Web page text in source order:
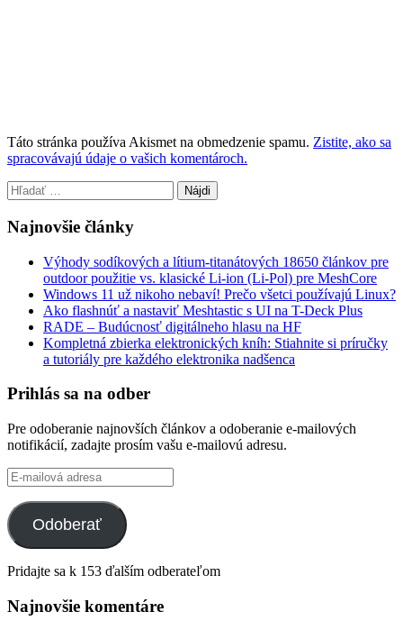
Táto stránka používa Akismet na obmedzenie spamu. Zistite, ako sa
spracovávajú údaje o vašich komentároch.
Hľadať:
Najnovšie články
Výhody sodíkových a lítium-titanátových 18650 článkov pre
outdoor použitie vs. klasické Li-ion (Li-Pol) pre MeshCore
Windows 11 už nikoho nebaví! Prečo všetci používajú Linux?
Ako flashnúť a nastaviť Meshtastic s UI na T-Deck Plus
RADE – Budúcnosť digitálneho hlasu na HF
Kompletná zbierka elektronických kníh: Stiahnite si príručky
a tutoriály pre každého elektronika nadšenca
Prihlás sa na odber
Pre odoberanie najnovších článkov a odoberanie e-mailových
notifikácií, zadajte prosím vašu e-mailovú adresu.
E-
mailová
adresa
Odoberať
Pridajte sa k 153 ďalším odberateľom
Najnovšie komentáre